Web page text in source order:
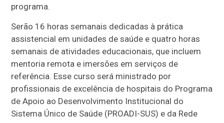
programa.
Serão 16 horas semanais dedicadas à prática
assistencial em unidades de saúde e quatro horas
semanais de atividades educacionais, que incluem
mentoria remota e imersões em serviços de
referência. Esse curso será ministrado por
profissionais de excelência de hospitais do Programa
de Apoio ao Desenvolvimento Institucional do
Sistema Único de Saúde (PROADI-SUS) e da Rede